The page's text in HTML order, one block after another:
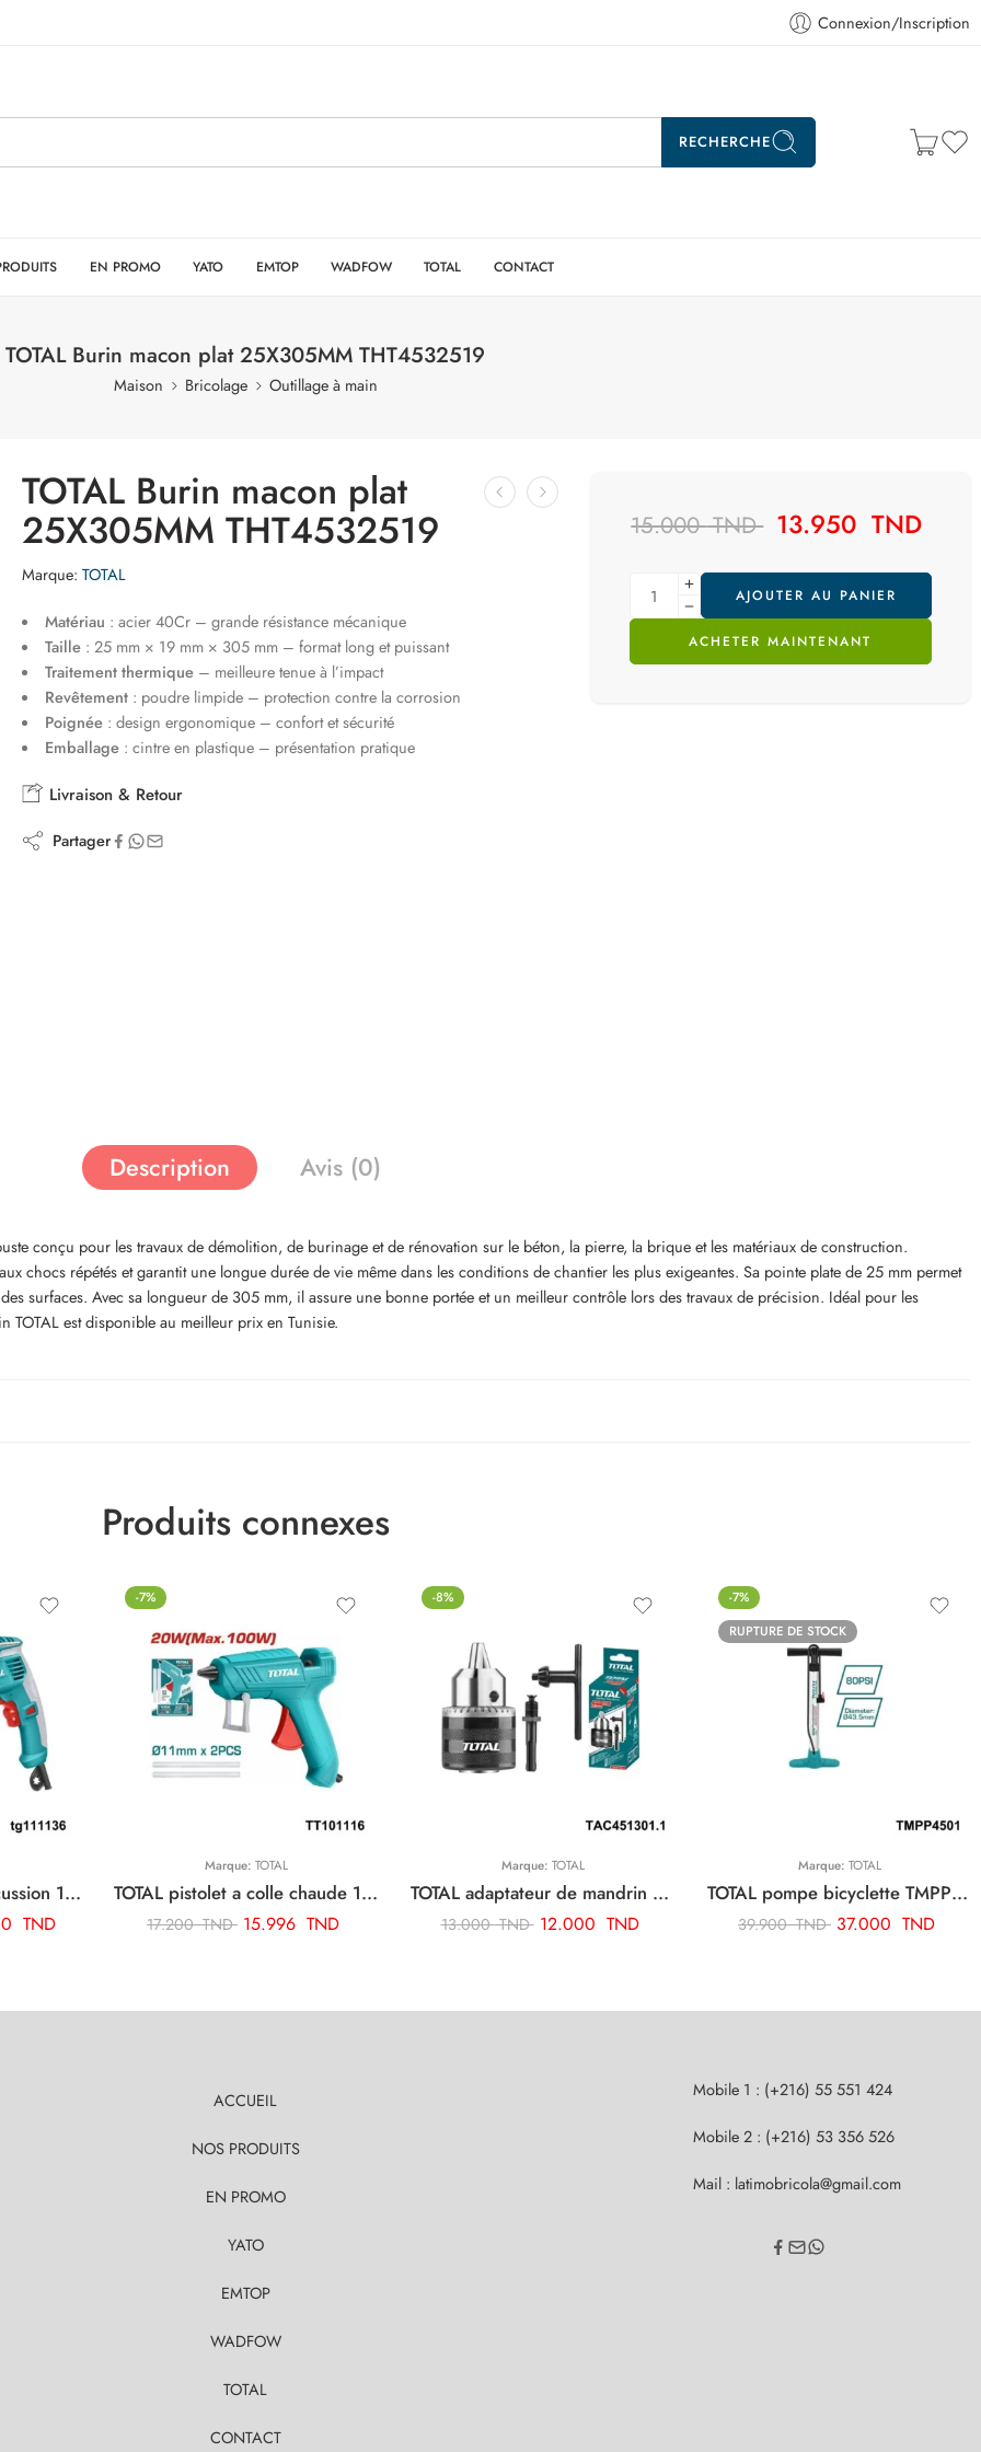
Connexion/Inscription
RECHERCHE
EN PROMO YATO EMTOP WADFOW TOTAL CONTACT
TOTAL Burin macon plat 25X305MM THT4532519
Maison Bricolage Outillage à main
TOTAL Burin macon plat
25X305MM THT4532519
Marque: TOTAL
Matériau : acier 40Cr – grande résistance mécanique
Taille: 25 mm × 19 mm × 305 mm – format long et puissant
Traitement thermique– meilleure tenue à l’impact
Revêtement: poudre limpide – protection contre la corrosion
Poignée: design ergonomique – confort et sécurité
Emballage: cintre en plastique – présentation pratique
Livraison & Retour
Partager
15.000TND 13.950 TND
AJOUTER AU PANIER
ACHETER MAINTENANT
Description Avis (0)
conçu pour les travaux de démolition, de burinage et de rénovation sur le béton, la pierre, la brique et les matériaux de construction.
chocs répétés et garantit une longue durée de vie même dans les conditions de chantier les plus exigeantes. Sa pointe plate de 25 mm permet
surfaces. Avec sa longueur de 305 mm, il assure une bonne portée et un meilleur contrôle lors des travaux de précision. Idéal pour les
est disponible au meilleur prix en Tunisie.
Produits connexes
TOTAL perceuse a percussion 13mm-1010w TG111136
TND
-7%
Marque: TOTAL
TOTAL pistolet a colle chaude 100w TT101116
17.200TND 15.996 TND
-8%
Marque: TOTAL
TOTAL adaptateur de mandrin de foret sds plus TAC451301.1
13.000TND 12.000 TND
-7%
RUPTURE DE STOCK
Marque: TOTAL
TOTAL pompe bicyclette TMPP4501
39.900TND 37.000 TND
ACCUEIL
NOS PRODUITS
EN PROMO
YATO
EMTOP
WADFOW
TOTAL
CONTACT
Mobile 1 : (+216) 55 551 424
Mobile 2 : (+216) 53 356 526
Mail : latimobricola@gmail.com